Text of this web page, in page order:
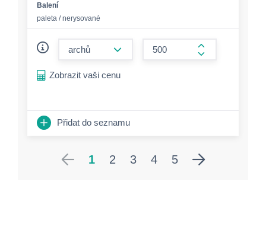
Balení
paleta / nerysované
form.increase-
Zobrazit vaši cenu
Přidat do seznamu
1 2 3 4 5